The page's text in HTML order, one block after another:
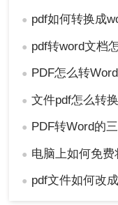
性和完整性，并
是否正确。
● pdf如何转换成
● pdf转word文档怎
● PDF怎么转
● 文件pdf怎么转换
● PDF转Word的三种
● 电脑上如何免费将
● pdf文件如何改成